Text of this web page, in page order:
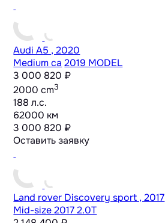
Audi A5 , 2020
Medium ca 2019 MODEL
3 000 820 ₽
2000 cm3
188 л.с.
62000 км
3 000 820 ₽
Оставить заявку
Land rover Discovery sport , 2017
Mid-size2017 2.0T